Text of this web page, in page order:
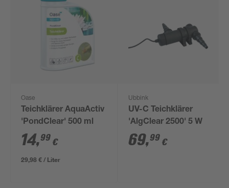
Oase
Teichklärer AquaActiv
'PondClear' 500 ml
14,99 €
29,98 € / Liter
Ubbink
UV-C Teichklärer
'AlgClear 2500' 5 W
69,99 €